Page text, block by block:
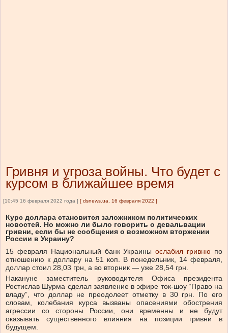
Гривня и угроза войны. Что будет с
курсом в ближайшее время
[10:45 16 февраля 2022 года ] [ dsnews.ua, 16 февраля 2022 ]
Курс доллара становится заложником политических
новостей. Но можно ли было говорить о девальвации
гривни, если бы не сообщения о возможном вторжении
России в Украину?
15 февраля Национальный банк Украиныослабил гривню по
отношению к доллару на 51 коп. В понедельник, 14 февраля,
доллар стоил 28,03 грн, а во вторник — уже 28,54 грн.
Накануне заместитель руководителя Офиса президента
Ростислав Шурма сделал заявление в эфире ток-шоу “Право на
владу”, что доллар не преодолеет отметку в 30 грн. По его
словам, колебания курса вызваны опасениями обострения
агрессии со стороны России, они временны и не будут
оказывать существенного влияния на позиции гривни в
будущем.